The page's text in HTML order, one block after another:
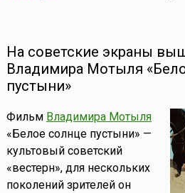
На советские экраны
Владимира Мотыля
пустыни»
Фильм Владимира Мотыля
«Белое солнце пустыни» —
культовый советский
«вестерн», для нескольких
поколений зрителей он